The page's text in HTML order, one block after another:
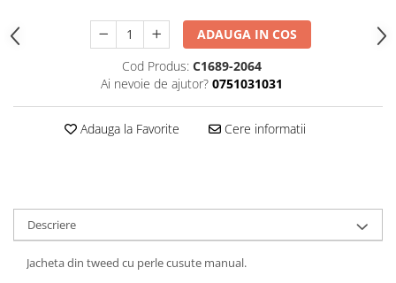
ADAUGA IN COS
Cod Produs: C1689-2064
Ai nevoie de ajutor? 0751031031
Adauga la Favorite Cere informatii
Descriere
Jacheta din tweed cu perle cusute manual.